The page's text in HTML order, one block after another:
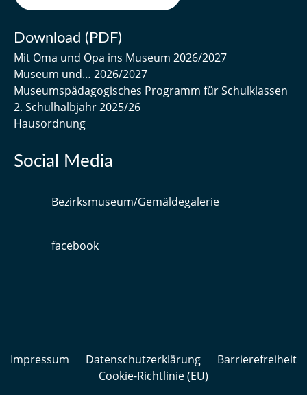
Download (PDF)
Mit Oma und Opa ins Museum 2026/2027
Museum und… 2026/2027
Museumspädagogisches Programm für Schulklassen
2. Schulhalbjahr 2025/26
Hausordnung
Social Media
Bezirksmuseum/Gemäldegalerie
facebook
Impressum Datenschutzerklärung
Barrierefreiheit
Cookie-Richtlinie (EU)